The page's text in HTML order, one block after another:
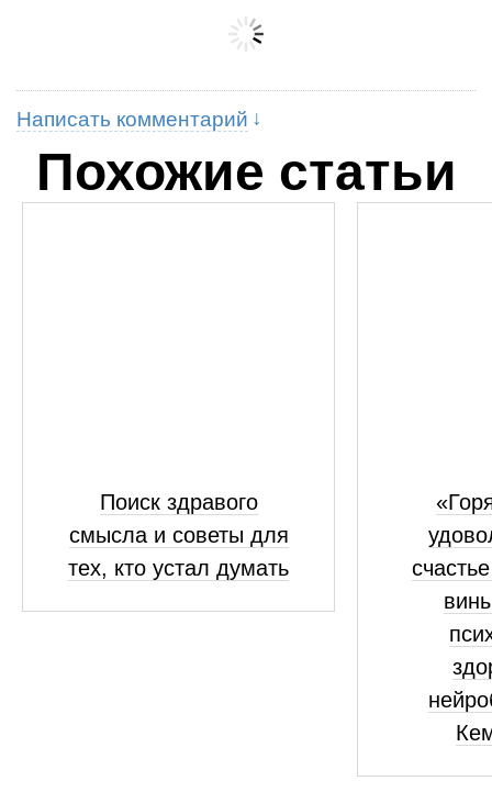
Написать комментарий
Похожие статьи
Поиск здравого
смысла и советы для
тех, кто устал думать